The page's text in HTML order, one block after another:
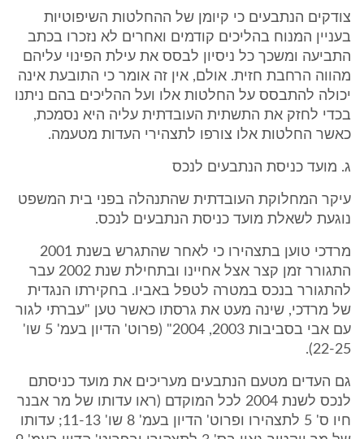
צודקים הנתבעים כי קיומן של ההחלטות השיפוטיות
בעניין המנוח בהליכים קודמים ואחרים לא נזכרו בכתב
התביעה ומשכך כל ניסיון לבסס את עילת הפינוי עליהם
מהווה הרחבת חזית. אולם, אין זה אומר כי התובעת אינה
יכולה להתבסס על החלטות אלו ועל ההליכים בהם ניתנו
בכדי לחזק את התשתית העובדתית עליה היא נסמכת,
כאשר החלטות אלו צורפו לתצהירי העדות מטעמה.
ג. מועד כניסת הנתבעים לנכס
עיקר המחלוקת העובדתית שהתנהלה בפני בית המשפט
נוגעת לשאלת מועד כניסת הנתבעים לנכס.
מרדכי טוען בתצהירו כי לאחר שהתגרש בשנת 2001
התגורר זמן קצר אצל אחיינו ובתחילת שנת 2002 עבר
להתגורר בנכס במטרה לטפל באביו. בחקירתו הנגדית
של מרדכי, שינה מעט את גרסתו כאשר טען "עברתי לגור
עם אבי בסביבות 2003, 2004" (פרוט' הדיון בעמ' 5 שו'
22-25).
גם העדים מטעם הנתבעים מעריכים את מועד כניסתם
לנכס לשנת 2004 לכל המוקדם (ראו עדותו של מר אבנר
חיו ס' 5 לתצהירו ופרוט' הדיון בעמ' 8 שו' 11-13; עדותו